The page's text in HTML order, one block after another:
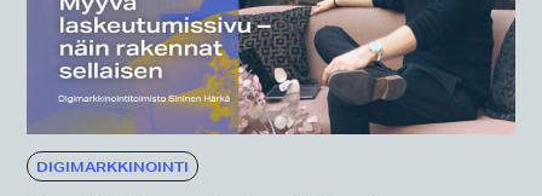
DIGIMARKKINOINTI